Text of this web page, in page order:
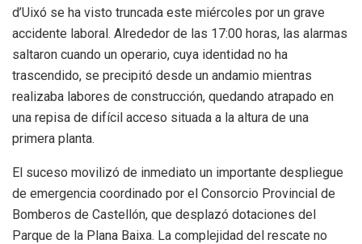
d’Uixó se ha visto truncada este miércoles por un grave
accidente laboral. Alrededor de las 17:00 horas, las alarmas
saltaron cuando un operario, cuya identidad no ha
trascendido, se precipitó desde un andamio mientras
realizaba labores de construcción, quedando atrapado en
una repisa de difícil acceso situada a la altura de una
primera planta.
El suceso movilizó de inmediato un importante despliegue
de emergencia coordinado por el Consorcio Provincial de
Bomberos de Castellón, que desplazó dotaciones del
Parque de la Plana Baixa. La complejidad del rescate no